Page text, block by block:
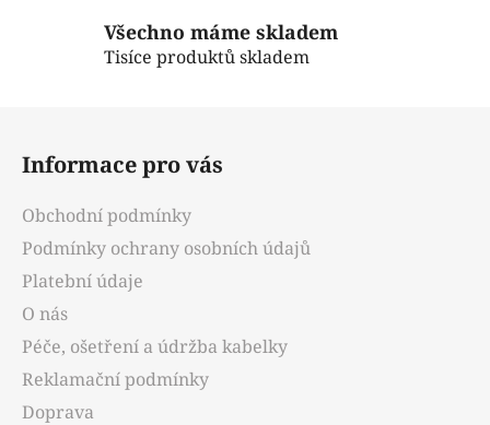
p
i
Všechno máme skladem
Tisíce produktů skladem
Informace pro vás
Obchodní podmínky
Podmínky ochrany osobních údajů
Platební údaje
O nás
Péče, ošetření a údržba kabelky
Reklamační podmínky
Doprava